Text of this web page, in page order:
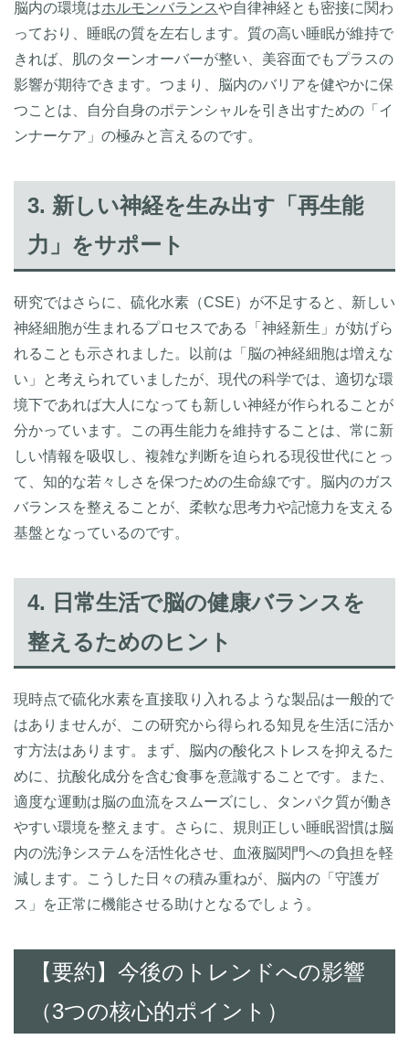
脳内の環境はホルモンバランスや自律神経とも密接に関わ
っており、睡眠の質を左右します。質の高い睡眠が維持で
きれば、肌のターンオーバーが整い、美容面でもプラスの
影響が期待できます。つまり、脳内のバリアを健やかに保
つことは、自分自身のポテンシャルを引き出すための「イ
ンナーケア」の極みと言えるのです。
3. 新しい神経を生み出す「再生能
力」をサポート
研究ではさらに、硫化水素（CSE）が不足すると、新しい
神経細胞が生まれるプロセスである「神経新生」が妨げら
れることも示されました。以前は「脳の神経細胞は増えな
い」と考えられていましたが、現代の科学では、適切な環
境下であれば大人になっても新しい神経が作られることが
分かっています。この再生能力を維持することは、常に新
しい情報を吸収し、複雑な判断を迫られる現役世代にとっ
て、知的な若々しさを保つための生命線です。脳内のガス
バランスを整えることが、柔軟な思考力や記憶力を支える
基盤となっているのです。
4. 日常生活で脳の健康バランスを
整えるためのヒント
現時点で硫化水素を直接取り入れるような製品は一般的で
はありませんが、この研究から得られる知見を生活に活か
す方法はあります。まず、脳内の酸化ストレスを抑えるた
めに、抗酸化成分を含む食事を意識することです。また、
適度な運動は脳の血流をスムーズにし、タンパク質が働き
やすい環境を整えます。さらに、規則正しい睡眠習慣は脳
内の洗浄システムを活性化させ、血液脳関門への負担を軽
減します。こうした日々の積み重ねが、脳内の「守護ガ
ス」を正常に機能させる助けとなるでしょう。
【要約】今後のトレンドへの影響
（3つの核心的ポイント）